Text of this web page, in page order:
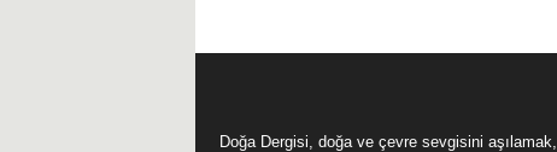
Doğa Dergisi, doğa ve çevre sevgisini aşılamak,